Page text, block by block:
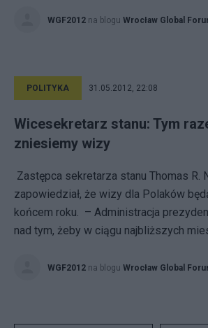
WGF2012 na blogu Wrocław Global
POLITYKA 31.05.2012, 22:08
Wicesekretarz stanu: Tym
zniesiemy wizy
Zastępca sekretarza stanu Thomas R.
zapowiedział, że wizy dla Polaków
końcem roku. – Administracja
nad tym, żeby w ciągu najbliższych
WGF2012 na blogu Wrocław Global